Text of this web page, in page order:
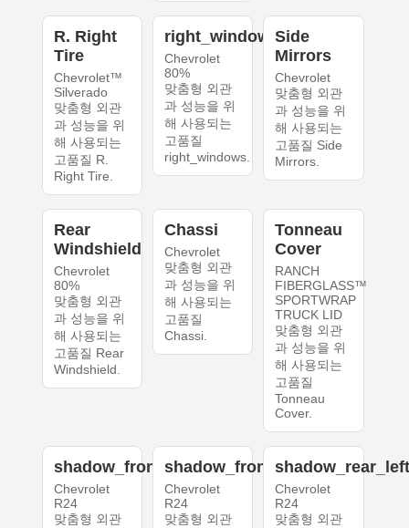
R. Right
Tire
Chevrolet™
Silverado
맞춤형 외관
과 성능을 위
해 사용되는
고품질 R.
Right Tire.
right_windows
Chevrolet
80%
맞춤형 외관
과 성능을 위
해 사용되는
고품질
right_windows.
Side
Mirrors
Chevrolet
맞춤형 외관
과 성능을 위
해 사용되는
고품질 Side
Mirrors.
Rear
Windshield
Chevrolet
80%
맞춤형 외관
과 성능을 위
해 사용되는
고품질 Rear
Windshield.
Chassi
Chevrolet
맞춤형 외관
과 성능을 위
해 사용되는
고품질
Chassi.
Tonneau
Cover
RANCH
FIBERGLASS™
SPORTWRAP
TRUCK LID
맞춤형 외관
과 성능을 위
해 사용되는
고품질
Tonneau
Cover.
shadow_front_left
Chevrolet
R24
맞춤형 외관
shadow_front_right
Chevrolet
R24
맞춤형 외관
Chevrolet
R24
맞춤형 외관